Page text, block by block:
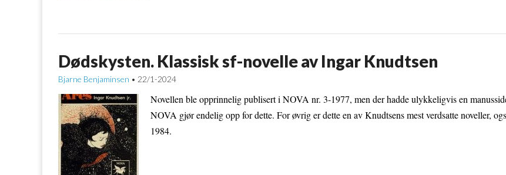
Dødskysten. Klassisk sf-novelle av Ingar Knudtsen
Bjarne Benjaminsen • 22/1-2024
Novellen ble opprinnelig publisert i NOVA nr. 3-1977, men der hadde ulykkeligvis en
NOVA gjør endelig opp for dette. For øvrig er dette en av Knudtsens mest verdsatte noveller,
1984.